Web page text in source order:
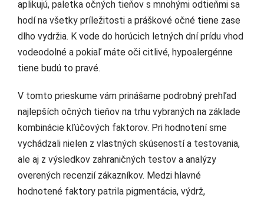
aplikujú, paletka očných tieňov s mnohými odtieňmi sa
hodí na všetky príležitosti a práškové očné tiene zase
dlho vydržia. K vode do horúcich letných dní prídu vhod
vodeodolné a pokiaľ máte oči citlivé, hypoalergénne
tiene budú to pravé.
V tomto prieskume vám prinášame podrobný prehľad
najlepších očných tieňov na trhu vybraných na základe
kombinácie kľúčových faktorov. Pri hodnotení sme
vychádzali nielen z vlastných skúseností a testovania,
ale aj z výsledkov zahraničných testov a analýzy
overených recenzií zákazníkov. Medzi hlavné
hodnotené faktory patrila pigmentácia, výdrž,